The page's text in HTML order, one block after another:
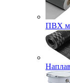
ПВХ